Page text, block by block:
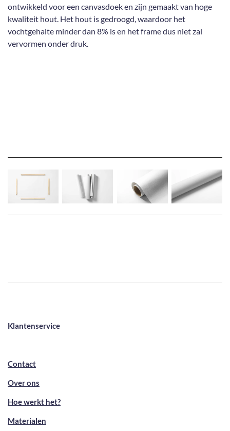
ontwikkeld voor een canvasdoek en zijn gemaakt van hoge
kwaliteit hout. Het hout is gedroogd, waardoor het
vochtgehalte minder dan 8% is en het frame dus niet zal
vervormen onder druk.
Klantenservice
Contact
Over ons
Hoe werkt het?
Materialen